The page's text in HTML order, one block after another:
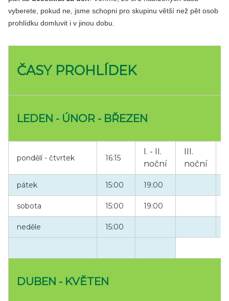
vyberete, pokud ne, jsme schopni pro skupinu větší než pět osob
prohlídku domluvit i v jinou dobu.
ČASY PROHLÍDEK
LEDEN - ÚNOR - BŘEZEN
pondělí - čtvrtek 16:15
I. - II.
noční
III.
noční
pátek 15:00 19:00
sobota 15:00 19:00
neděle 15:00
DUBEN - KVĚTEN